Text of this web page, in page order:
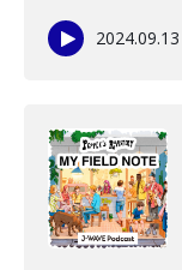
2024.09.13